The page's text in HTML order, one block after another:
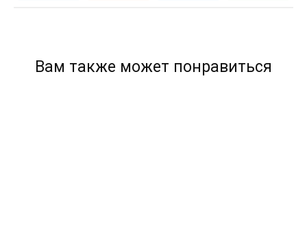
Вам также может понравиться